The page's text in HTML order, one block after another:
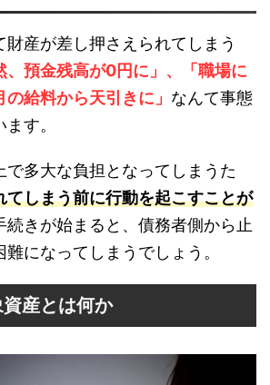
産が差し押さえられてしまう
、預金残高が0円に」、「職場に
給料から天引きに」 なんて事態
す。
で多大な負担となってしまうた
てしまう前に行動を起こすことが
続きが始まると、債務者側から止
になってしまうでしょう。
産とは何か